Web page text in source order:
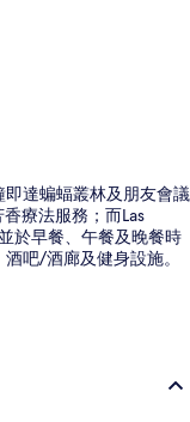
達蝙蝠叢林及朋友會議
療法服務；而Las
於早餐、午餐及晚餐時
吧/酒廊及健身設施。